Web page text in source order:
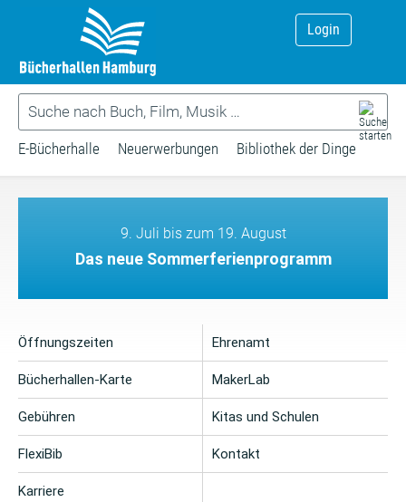
Login
E-Bücherhalle Neuerwerbungen Bibliothek der Dinge
9. Juli bis zum 19. August
Das neue Sommerferienprogramm
Öffnungszeiten
Bücherhallen-Karte
Gebühren
FlexiBib
Karriere
Ehrenamt
MakerLab
Kitas und Schulen
Kontakt